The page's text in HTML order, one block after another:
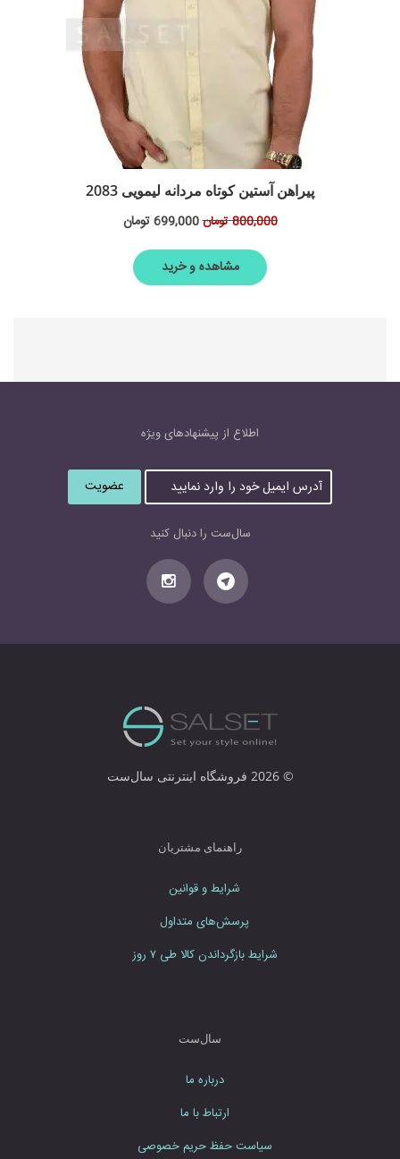
پیراهن آستین کوتاه مردانه لیمویی 2083
800,000تومان699,000تومان
مشاهده و خرید
اطلاع از پیشنهاد‌های‌ ویژه
آ
د
ر
س
ی
م
ی
خ
ا
و
ر
م
ی
د
سال‌ست را دنبال کنید
© 2026 فروشگاه اینترنتی سال‌ست
راهنمای مشتریان
شرایط و قوانین
پرسش‌های متداول
شرایط بازگرداندن کالا طی ۷ روز
سال‌ست
درباره ما
ارتباط با ما
سیاست حفظ حریم خصوصی